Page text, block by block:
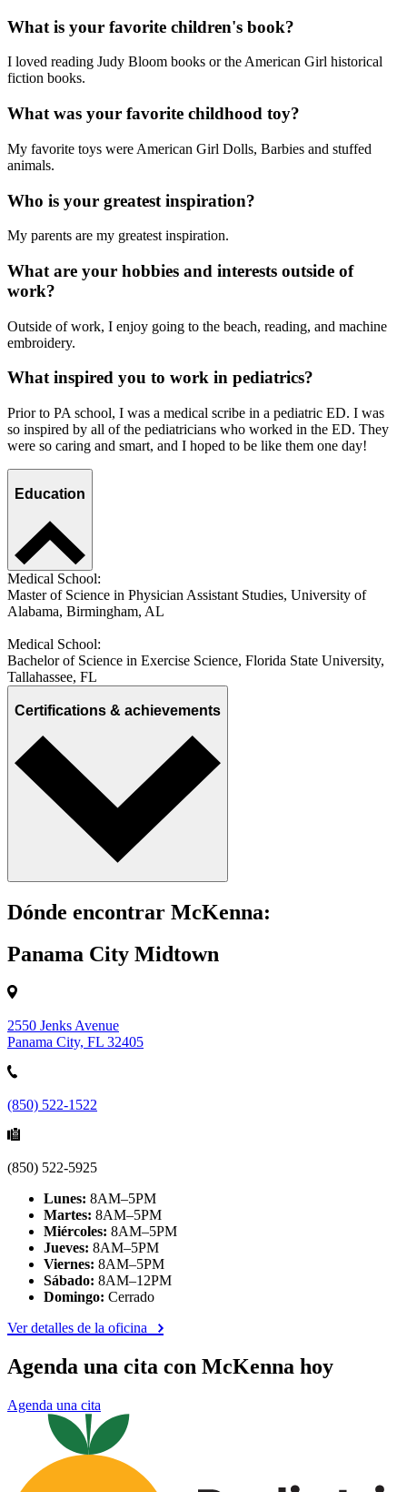
What is your favorite children's book?
I loved reading Judy Bloom books or the American Girl historical
fiction books.
What was your favorite childhood toy?
My favorite toys were American Girl Dolls, Barbies and stuffed
animals.
Who is your greatest inspiration?
My parents are my greatest inspiration.
What are your hobbies and interests outside of
work?
Outside of work, I enjoy going to the beach, reading, and machine
embroidery.
What inspired you to work in pediatrics?
Prior to PA school, I was a medical scribe in a pediatric ED. I was
so inspired by all of the pediatricians who worked in the ED. They
were so caring and smart, and I hoped to be like them one day!
Education
Medical School:
Master of Science in Physician Assistant Studies, University of
Alabama, Birmingham, AL
Medical School:
Bachelor of Science in Exercise Science, Florida State University,
Tallahassee, FL
Certifications & achievements
Dónde encontrar McKenna:
Panama City Midtown
2550 Jenks Avenue
Panama City, FL 32405
(850) 522-1522
(850) 522-5925
Lunes: 8AM–5PM
Martes: 8AM–5PM
Miércoles: 8AM–5PM
Jueves: 8AM–5PM
Viernes: 8AM–5PM
Sábado: 8AM–12PM
Domingo: Cerrado
Ver detalles de la oficina
Agenda una cita con McKenna hoy
Agenda una cita